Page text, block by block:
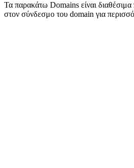
Τα παρακάτω Domains είναι
στον σύνδεσμο του domain για